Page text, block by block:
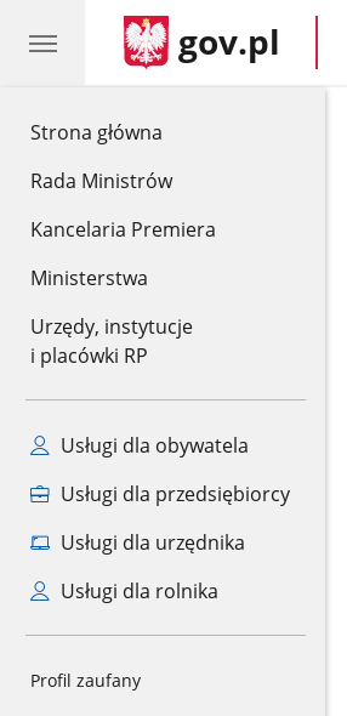
Strona główna
Rada Ministrów
Kancelaria Premiera
Ministerstwa
Urzędy, instytucje
i placówki RP
Usługi dla obywatela
Usługi dla przedsiębiorcy
Usługi dla urzędnika
Usługi dla rolnika
Profil zaufany
gov.pl